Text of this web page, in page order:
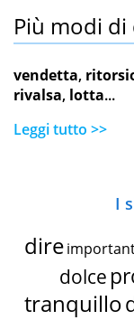
Più modi di
vendetta,
rivalsa, lotta...
Leggi tutto >>
I
dire
dolce
tranquillo